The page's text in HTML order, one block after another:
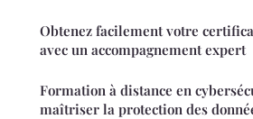
Obtenez facilement votre
avec un accompagnement expert
Formation à distance en
maîtriser la protection des